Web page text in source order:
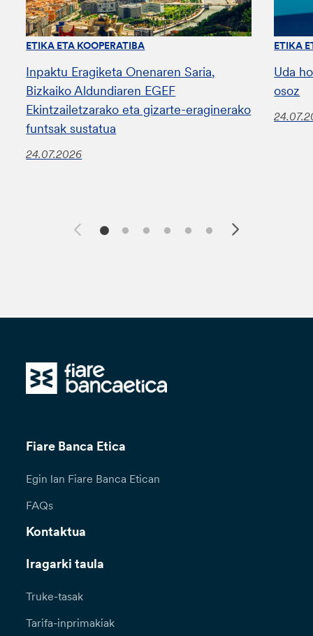
ETIKA ETA KOOPERATIBA
Inpaktu Eragiketa Onenaren Saria,
Bizkaiko Aldundiaren EGEF
Ekintzailetzarako eta gizarte-eraginerako
funtsak sustatua
24.07.2026
ETIKA
Uda
osoz
Fiare Banca Etica
Egin lan Fiare Banca Etican
FAQs
Kontaktua
Iragarki taula
Truke-tasak
Tarifa-inprimakiak